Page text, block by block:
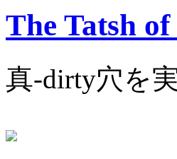
The Tatsh of
真-dirty穴を